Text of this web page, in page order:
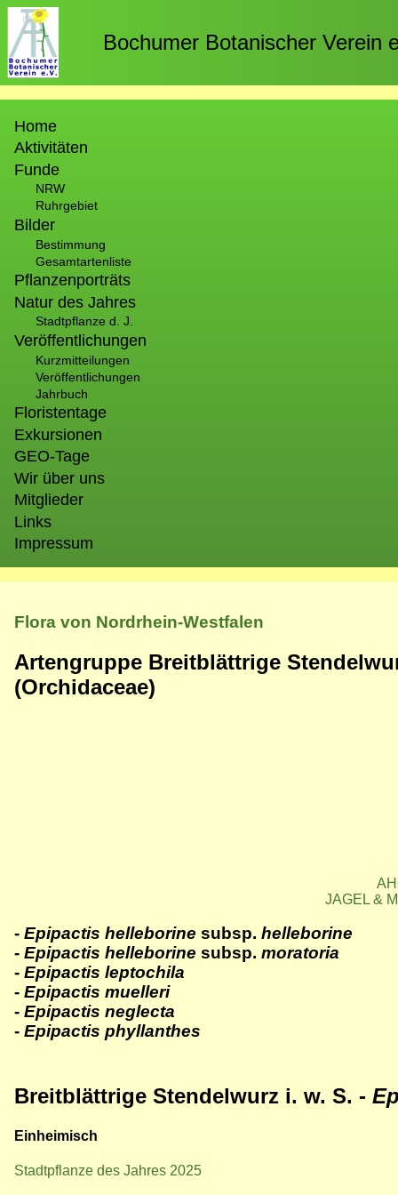
Direkt
zum
Inhalt
Bochumer Botanischer Verein
Home
Aktivitäten
Funde
NRW
Ruhrgebiet
Bilder
Bestimmung
Gesamtartenliste
Pflanzenporträts
Natur des Jahres
Stadtpflanze d. J.
Veröffentlichungen
Kurzmitteilungen
Veröffentlichungen
Jahrbuch
Floristentage
Exkursionen
GEO-Tage
Wir über uns
Mitglieder
Links
Impressum
Flora von Nordrhein-Westfalen
Artengruppe Breitblättrige
(Orchidaceae)
JAGEL &
- Epipactis helleborine subsp. helleborine
- Epipactis helleborine subsp. moratoria
- Epipactis leptochila
- Epipactis muelleri
- Epipactis neglecta
- Epipactis phyllanthes
Breitblättrige Stendelwurz i. w. S. -
Einheimisch
Stadtpflanze des Jahres 2025